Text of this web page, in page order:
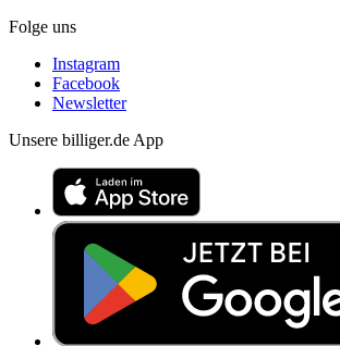
Folge uns
Instagram
Facebook
Newsletter
Unsere billiger.de App